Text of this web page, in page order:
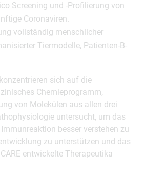
Screening und ‑Profilierung von
Coronaviren.
vollständig menschlicher
Tiermodelle, Patienten-B-
sich auf die
Chemieprogramm,
von Molekülen aus allen drei
untersucht, um das
besser verstehen zu
zu unterstützen und das
entwickelte Therapeutika